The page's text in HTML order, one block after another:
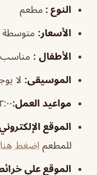
النوع : مطعم
الأسعار: متوسطة
الأطفال : مناسب
الموسيقى: لا
مواعيد العمل:
الموقع
للمطعم اضغط هنا
الموقع على